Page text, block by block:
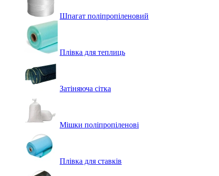
Шпагат поліпропіленовий
Плівка для теплиць
Затіняюча сітка
Мішки поліпропіленові
Плівка для ставків